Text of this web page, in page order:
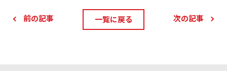
前の記事 一覧に戻る 次の記事